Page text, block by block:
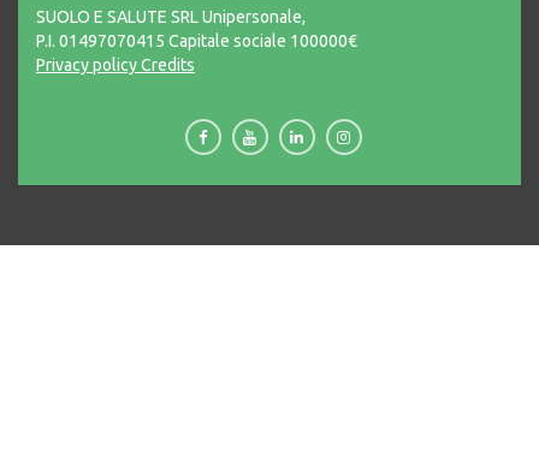
SUOLO E SALUTE SRL Unipersonale,
P.I. 01497070415 Capitale sociale 100000€
Privacy policyCredits